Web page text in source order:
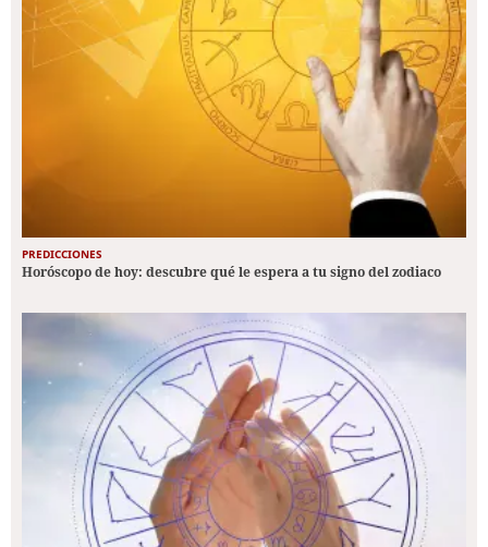
PREDICCIONES
Horóscopo de hoy: descubre qué le espera a tu signo del zodiaco